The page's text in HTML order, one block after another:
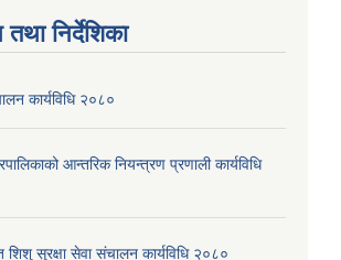
निर्देशिका
कार्यविधि २०८०
आन्तरिक नियन्त्रण प्रणाली कार्यविधि
सुरक्षा सेवा संचालन कार्यविधि २०८०